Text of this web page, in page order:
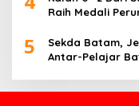
Raih Medali
5
Sekda Batam,
Antar-Pelajar